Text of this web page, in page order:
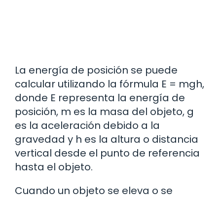
La energía de posición se puede
calcular utilizando la fórmula E = mgh,
donde E representa la energía de
posición, m es la masa del objeto, g
es la aceleración debido a la
gravedad y h es la altura o distancia
vertical desde el punto de referencia
hasta el objeto.
Cuando un objeto se eleva o se